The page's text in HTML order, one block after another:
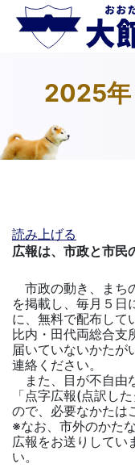
2025年
読み上げる
広報は、市政と市民
市政の動き、まち
を掲載し、毎月５日
に、無料で配布して
比内・田代両総合支
届いていないかたが
連絡ください。
また、目が不自由
「点字広報(点訳し
ので、必要なかたは
※なお、市外のかた
広報をお送りしてい
い。